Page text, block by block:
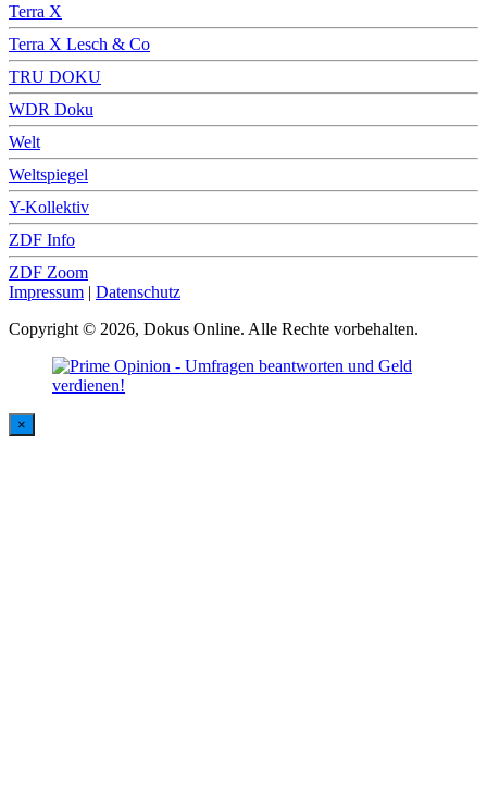
Terra X
Terra X Lesch & Co
TRU DOKU
WDR Doku
Welt
Weltspiegel
Y-Kollektiv
ZDF Info
ZDF Zoom
Impressum | Datenschutz
Copyright © 2026, Dokus Online. Alle Rechte vorbehalten.
×